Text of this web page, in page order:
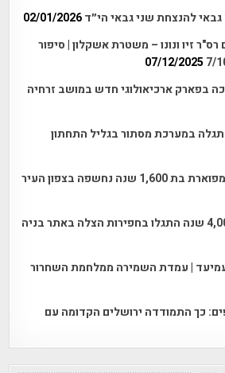
להנצחת שני גבאי הי״ד 02/01/2026
זיו ונונו – משטרת אשקלון | סיפור
07/12/2025
בפארק ארכיאולוגי חדש במושב זרחיה
במערכת מסתור בגליל התחתון
שרידי אחוזה שומרונית מפוארת בת 1,600 שנה נחשפה בצפון העיר
פתילות קדומות בנות 4,000 שנה התגלו בחפירות הצלה באתר בניה
| עמדת השמירה ממלחמת השחרור
כך התמודדה ירושלים הקדומה עם